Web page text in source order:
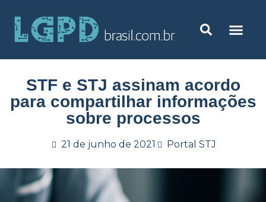
STF e STJ assinam acordo
para compartilhar informações
sobre processos
21 de junho de 2021 Portal STJ